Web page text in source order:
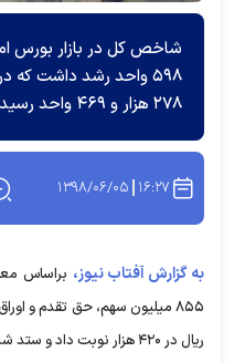
شاخص کل در بازار بورس
۵۹۸ واحد رشد داشت
۲۷۸ هزار و ۴۶۹ واحد رسید.
۱۶:۲۷ ۱۳۹۸/۰۶/۰۵
به گزارش آفتاب نیوز، براساس
ریال در ۴۲۰ هزار نوبت داد و ستد شد.